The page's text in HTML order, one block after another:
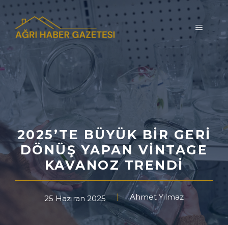
İçeriğe
atla
MENÜ
2025’TE BÜYÜK BIR GERI
DÖNÜŞ YAPAN VINTAGE
KAVANOZ TRENDI
25 Haziran 2025 Ahmet Yılmaz